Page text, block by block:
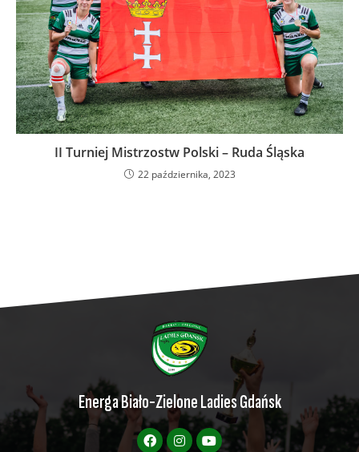
II Turniej Mistrzostw Polski – Ruda Śląska
22 października, 2023
Energa Biało-Zielone Ladies Gdańsk